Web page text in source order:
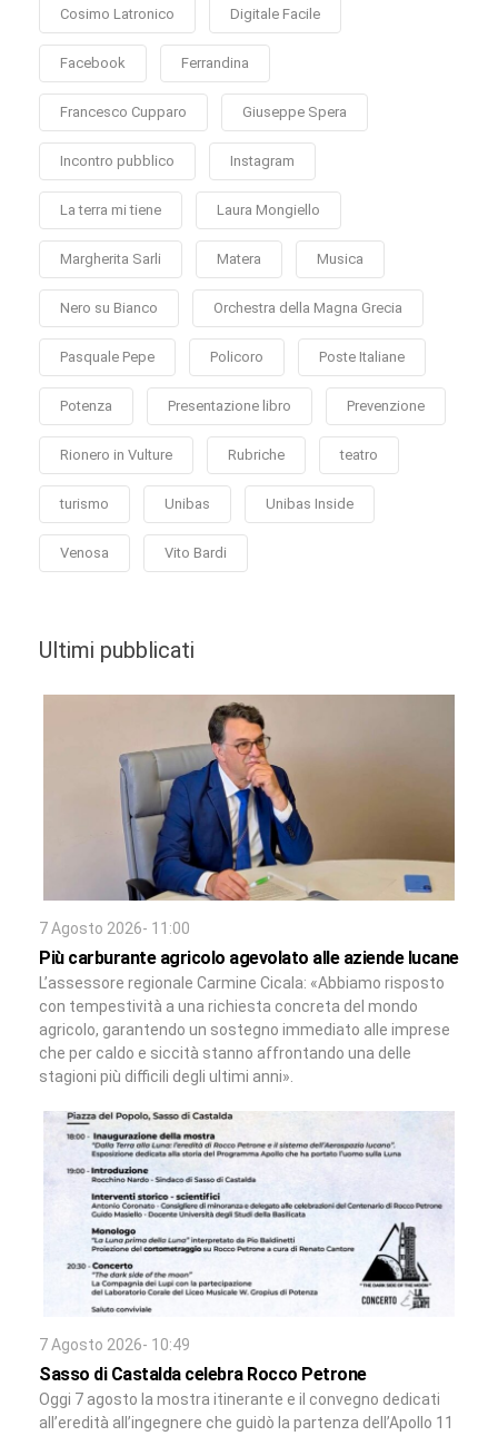
Cosimo Latronico Digitale Facile
Facebook Ferrandina
Francesco Cupparo Giuseppe Spera
Incontro pubblico Instagram
La terra mi tiene Laura Mongiello
Margherita Sarli Matera Musica
Nero su Bianco Orchestra della Magna Grecia
Pasquale Pepe Policoro Poste Italiane
Potenza Presentazione libro Prevenzione
Rionero in Vulture Rubriche teatro
turismo Unibas Unibas Inside
Venosa Vito Bardi
Ultimi pubblicati
7 Agosto 2026- 11:00
Più carburante agricolo agevolato alle aziende lucane
L’assessore regionale Carmine Cicala: «Abbiamo risposto
con tempestività a una richiesta concreta del mondo
agricolo, garantendo un sostegno immediato alle imprese
che per caldo e siccità stanno affrontando una delle
stagioni più difficili degli ultimi anni».
7 Agosto 2026- 10:49
Sasso di Castalda celebra Rocco Petrone
Oggi 7 agosto la mostra itinerante e il convegno dedicati
all’eredità all’ingegnere che guidò la partenza dell’Apollo 11